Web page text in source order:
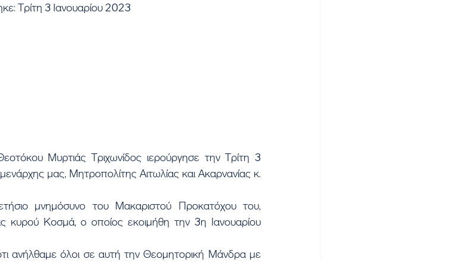
Τρίτη 3 Ιανουαρίου 2023
μας, Μητροπολίτης Αιτωλίας και Ακαρνανίας κ.
κυρού Κοσμά, ο οποίος εκοιμήθη την 3η Ιανουαρίου